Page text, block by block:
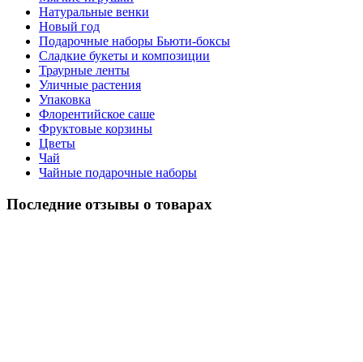
Натуральные венки
Новый год
Подарочные наборы Бьюти-боксы
Сладкие букеты и композиции
Траурные ленты
Уличные растения
Упаковка
Флорентийское саше
Фруктовые корзины
Цветы
Чай
Чайные подарочные наборы
Последние отзывы о товарах